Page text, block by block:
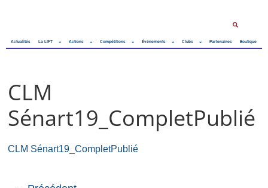
Actualités La LIFT Actions Compétitions Événements Clubs Partenaires Boutique
CLM
Sénart19_CompletPublié
CLM Sénart19_CompletPublié